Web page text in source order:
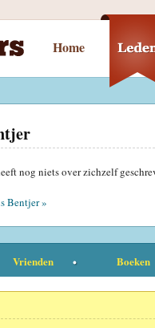
Home
nog niets over zichzelf
Bentjer »
Vrienden Boeken